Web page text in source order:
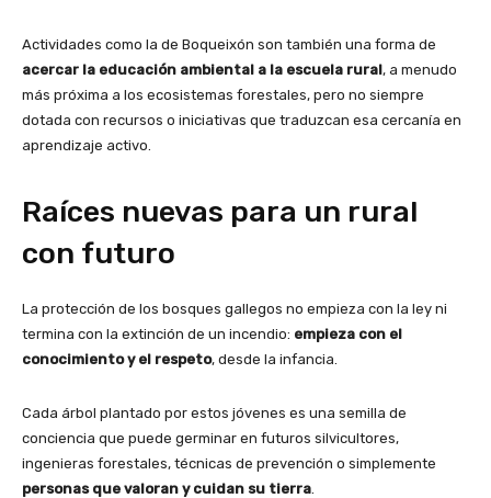
Actividades como la de Boqueixón son también una forma de
acercar la educación ambiental a la escuela rural, a menudo
más próxima a los ecosistemas forestales, pero no siempre
dotada con recursos o iniciativas que traduzcan esa cercanía en
aprendizaje activo.
Raíces nuevas para un rural
con futuro
La protección de los bosques gallegos no empieza con la ley ni
termina con la extinción de un incendio: empieza con el
conocimiento y el respeto, desde la infancia.
Cada árbol plantado por estos jóvenes es una semilla de
conciencia que puede germinar en futuros silvicultores,
ingenieras forestales, técnicas de prevención o simplemente
personas que valoran y cuidan su tierra.